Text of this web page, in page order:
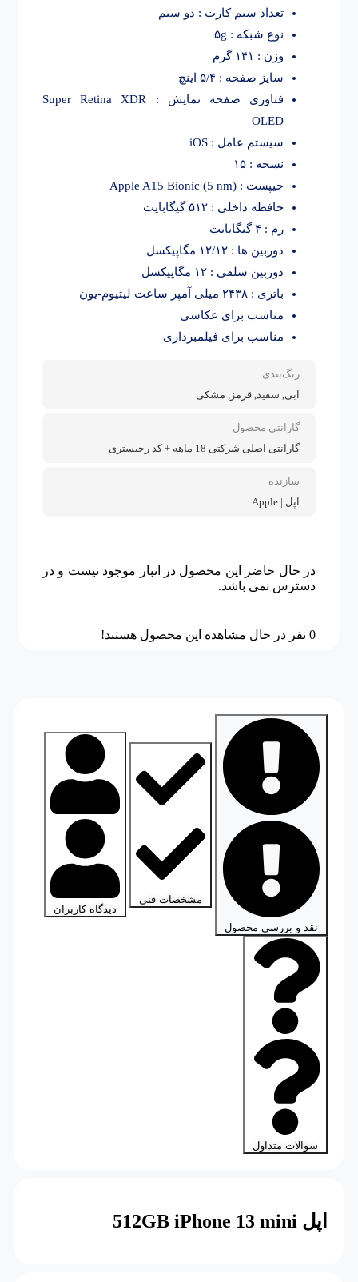
تعداد سیم کارت : دو سیم
نوع شبکه : ۵g
وزن : ۱۴۱ گرم
سایز صفحه : ۵/۴ اینچ
فناوری صفحه نمایش : Super Retina XDR
OLED
سیستم عامل : iOS
نسخه : ۱۵
چیپست : Apple A15 Bionic (5 nm)
حافظه داخلی : ۵۱۲ گیگابایت
رم : ۴ گیگابایت
دوربین ها : ۱۲/۱۲ مگاپیکسل
دوربین سلفی : ۱۲ مگاپیکسل
باتری : ۲۴۳۸ میلی آمپر ساعت لیتیوم-یون
مناسب برای عکاسی
مناسب برای فیلمبرداری
رنگ‌بندی
آبی, سفید, قرمز, مشکی
گارانتی محصول
گارانتی اصلی شرکتی 18 ماهه + کد رجیستری
سازنده
اپل | Apple
در حال حاضر این محصول در انبار موجود نیست و در
دسترس نمی باشد.
0 نفر در حال مشاهده این محصول هستند!
نقد و بررسی محصول
مشخصات فنی
دیدگاه کاربران
سوالات متداول
اپل 512GB iPhone 13 mini